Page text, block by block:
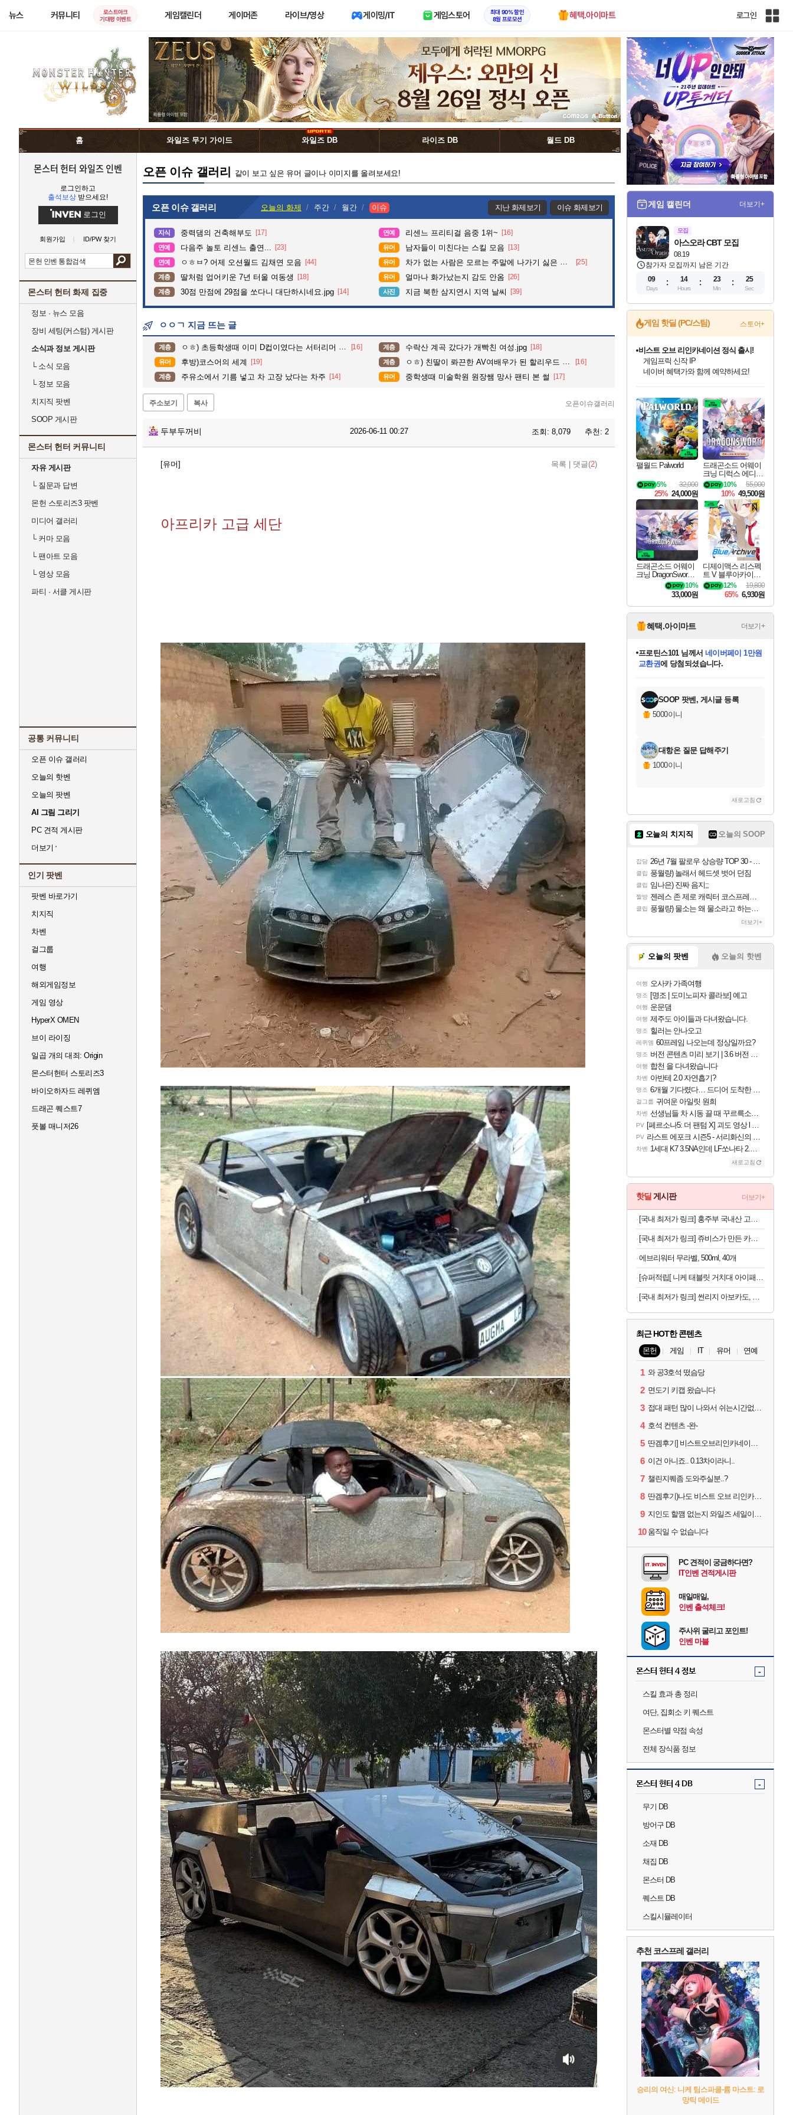
뉴스 커뮤니티
로스트아크
기대평 이벤트
게임캘린더 게이머존 라이브/영상 게이밍/IT 게임스토어
최대 90% 할인
8월 프로모션
혜택.아이마트 로그인
인
전
사
이
트
홈 와일즈 무기 가이드 와일즈 DB 라이즈 DB 월드 DB
몬스터 헌터 와일즈 인벤
로그인하고
출석보상 받으세요!
로그인
회원가입 ID/PW 찾기
몬스터 헌터 화제 집중
정보 · 뉴스 모음
장비 세팅(커스텀) 게시판
소식과 정보 게시판
└소식 모음
└정보 모음
치지직 팟벤
SOOP 게시판
몬스터 헌터 커뮤니티
자유 게시판
└질문과 답변
몬헌 스토리즈3 팟벤
미디어 갤러리
└커마 모음
└팬아트 모음
└영상 모음
파티 · 서클 게시판
공통 커뮤니티
오픈 이슈 갤러리
오늘의 핫벤
오늘의 팟벤
AI 그림 그리기
PC 견적 게시판
더보기
인기 팟벤
팟벤 바로가기
치지직
차벤
걸그룹
여행
해외게임정보
게임 영상
HyperX OMEN
브이 라이징
일곱 개의 대죄: Origin
몬스터헌터 스토리즈3
바이오하자드 레퀴엠
드래곤 퀘스트7
풋볼 매니저26
오픈 이슈 갤러리 같이 보고 싶은 유머 글이나 이미지를 올려보세요!
오픈 이슈 갤러리 오늘의 화제 주간 월간 이슈 지난 화제보기 이슈 화제보기
지식 중력댐의 건축해부도 [17] 연예 리센느 프리티걸 음중 1위~ [16]
연예 다음주 놀토 리센느 출연... [23] 유머 남자들이 미친다는 스킬 모음 [13]
연예 ㅇㅎㅂ? 어제 오션월드 김채연 모음 [44] 유머 차가 없는 사람은 모르는 주말에 나가기 싫은 이유 [25]
계층 딸처럼 업어키운 7년 터울 여동생 [18] 유머 얼마나 화가났는지 감도 안옴 [26]
계층 30점 만점에 29점을 쏘다니 대단하시네요.jpg [14] 사진 지금 북한 삼지연시 지역 날씨 [39]
ㅇㅇㄱ 지금 뜨는 글
계층 ㅇㅎ) 초등학생때 이미 D컵이였다는 서터리머 츠자.. [16] 계층 수락산 계곡 갔다가 개빡친 여성.jpg [18]
유머 후방)코스어의 세계 [19] 계층 ㅇㅎ) 친딸이 롸끈한 AV여배우가 된 할리우드 배우... [16]
계층 주유소에서 기름 넣고 차 고장 났다는 차주 [14] 유머 중학생때 미술학원 원장쌤 망사 팬티 본 썰 [17]
주소보기 복사 오픈이슈갤러리
두부두꺼비 2026-06-11 00:27 조회: 8,079 추천: 2
[유머] 목록 댓글(2)
아프리카 고급 세단
게임 캘린더 더보기+
모집
08.19
아스오라 CBT 모집
참가자 모집까지 남은 기간
09
Days
14
Hours
23
Min
23
Sec
게임 핫딜 (PC/스팀) 스토어+
최대 90% 할인가를 만나보세요!
네이버혜택과 함께 만나보세요!
50%할인&추가 적립까지!
네이버 포인트 혜택까지!
이니&베니 혜택까지!
네이버 혜택가와 함께 예약하세요!
커세어 코브 출시 기념 할인!
해적'섬'을 발전시키자!
할인&네이버혜택으로 만나보세요!
네이버페이 혜택과 만나보세요!
40주년 프로모션으로 만나보세요!
할인가에 만나보세요!
일부 에디션 상시 할인!
혜택으로 예약 판매 중
편안하게 충전하세요
팰월드 Palworld
32,000
5%
25% 24,000원
드래곤소드 어웨이
크닝 디럭스 에디션
DragonSword Awake
ning Deluxe Edition
55,000
10%
10% 49,500원
드래곤소드 어웨이
크닝 DragonSword A
10%
33,000원
디제이맥스 리스펙
트 V 블루아카이브
팩 DJMAX RESPE
CT V Blue Archive P
ack DLC
19,800
12%
65% 6,930원
혜택.아이마트 더보기+
교환.
당첨되셨습니다.
당첨되셨습니다.
당첨되셨습니다.
프로틴스101님께서 네이버페이 1만원
교환권에 당첨되셨습니다.
당첨되셨습니다.
당첨되셨습니다.
당첨되셨습니다.
당첨되셨습니다.
에디션 (스팀코드) 를 교환.
당첨되셨습니다.
SOOP 팟벤, 게시글 등록
5000이니
대항온 질문 답해주기
1000이니
새로고침
오늘의 치지직 오늘의 SOOP
잡담 26년 7월 팔로우 상승량 TOP 30 - 월간 치지직
클립 풍월량) 놀래서 헤드셋 벗어 던짐
클립 임나은) 진짜 음지;;
짤방 젠레스 존 제로 캐릭터 코스프레한 꽁주
클립 풍월량) 물소는 왜 물소라고 하는거야? 아! 그만 ㅋㅋ 알았어 ㅋㅋ
더보기+
오늘의 팟벤 오늘의 핫벤
여행 오사카 가족여행
명조 [명조 | 도미노피자 콜라보] 예고
여행 운문댐
여행 제주도 아이들과 다녀왔습니다.
명조 힐러는 안나오고
레퀴엠 60프레임 나오는데 정상일까요?
명조 버전 콘텐츠 미리 보기 | 3.6 버전 「신기루 속 등불 그림자, 속세에 깃든 검의 결심」이 8월 20일에 업데이트됩니다!
여행 합천 을 다녀왔습니다
차벤 아반테 2.0 자연흡기?
명조 6개월 기다렸다… 드디어 도착한 치사 메신저백! 실물 후기
걸그룹 귀여운 아일릿 원희
차벤 선생님들 차 시동 끌 때 꾸르륵소리나는데
PV [페르소나5: 더 팬텀 X] 괴도 영상 l 타카마키 안·댄싱 스타
PV 라스트 에포크 시즌5 - 서리화신의 분노 티저
차벤 1세대 K7 3.5NA인데 LF쏘나타 2.0NA 기변하면 유류비 절약이 얼마나 될까요..?
새로고침
핫딜 게시판 더보기+
[국내 최저가 링크] 홍주부 국내산 고춧가루, 일반굵기, 보통매운맛, 1kg, 1개
[국내 최저가 링크] 쥬비스가 만든 카테킨 450mg, 60정, 3박스
에브리워터 무라벨, 500ml, 40개
[슈퍼적립[ 니케 태블릿 거치대 아이패드 거치대 침대 갤럭시탭 패드 The Comfy
[국내 최저가 링크] 썬리지 아보카도, 생과, 중대과, 10과, 1박스
최근 HOT한 콘텐츠
몬헌 게임 IT 유머 연예
1 와 공3호석 떴슴당
2 면도기 키캡 왔습니다
3 접대 패턴 많이 나와서 쉬는시간없이 빡딜한것같은데..
4 호석 컨텐츠 -완-
5 딴겜후기] 비스트오브리인카네이션 하...
6 이건 아니죠.. 0.13차이라니..
7 챌린지퀘좀 도와주실분..?
8 딴겜후기)나도 비스트 오브 리인카네이션 후기
9 지인도 할깸 없는지 와일즈 세일이면 txt
10 움직일 수 없습니다
PC 견적이 궁금하다면?
IT인벤 견적게시판
매일매일,
인벤 출석체크!
주사위 굴리고 포인트!
인벤 마블
몬스터 헌터 4 정보 -
스킬 효과 총 정리
여단, 집회소 키 퀘스트
몬스터별 약점 속성
전체 장식품 정보
몬스터 헌터 4 DB -
무기 DB
방어구 DB
소재 DB
채집 DB
몬스터 DB
퀘스트 DB
스킬시뮬레이터
추천 코스프레 갤러리
승리의 여신: 니케 팀스파클-륨 마스트: 로
망틱 메이드